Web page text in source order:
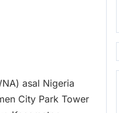
asal Nigeria
City Park Tower